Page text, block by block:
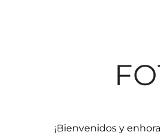
¡Bienvenidos y